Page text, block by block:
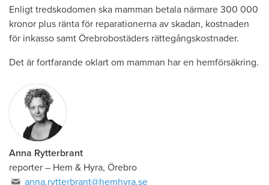
Enligt tredskodomen ska mamman betala närmare 300 000
kronor plus ränta för reparationerna av skadan, kostnaden
för inkasso samt Örebrobostäders rättegångskostnader.
Det är fortfarande oklart om mamman har en hemförsäkring.
Anna Rytterbrant
reporter – Hem & Hyra, Örebro
anna.rytterbrant@hemhyra.se